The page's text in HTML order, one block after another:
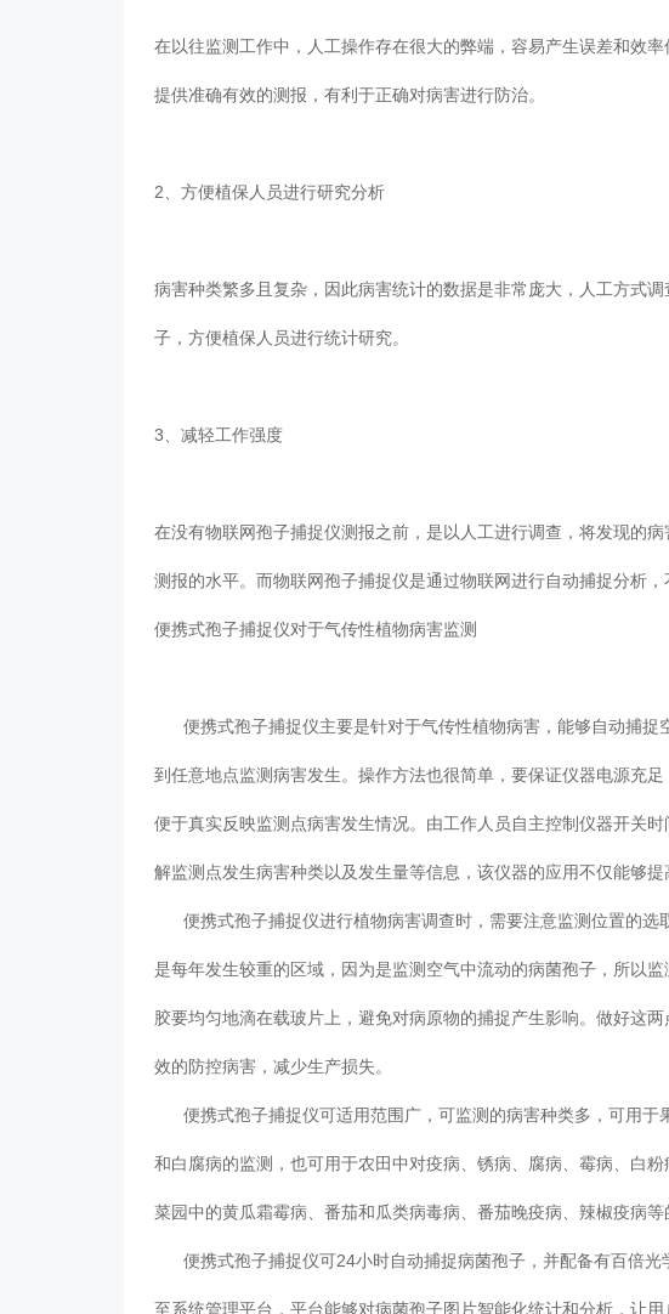
在以往监测工作中，人工操作存在很大的弊端，容易产生误差和效
提供准确有效的测报，有利于正确对病害进行防治。
2、方便植保人员进行研究分析
病害种类繁多且复杂，因此病害统计的数据是非常庞大，人工方
子，方便植保人员进行统计研究。
3、减轻工作强度
在没有物联网孢子捕捉仪测报之前，是以人工进行调查，将发现的病
测报的水平。而物联网孢子捕捉仪是通过物联网进行自动捕捉分析
便携式孢子捕捉仪对于气传性植物病害监测
便携式孢子捕捉仪主要是针对于气传性植物病害，能够自动捕捉空气
到任意地点监测病害发生。操作方法也很简单，要保证仪器电源充足
便于真实反映监测点病害发生情况。由工作人员自主控制仪器开关时
解监测点发生病害种类以及发生量等信息，该仪器的应用不仅能够提高工
便携式孢子捕捉仪进行植物病害调查时，需要注意监测位置的选取
是每年发生较重的区域，因为是监测空气中流动的病菌孢子，所以监
胶要均匀地滴在载玻片上，避免对病原物的捕捉产生影响。做好这
效的防控病害，减少生产损失。
便携式孢子捕捉仪可适用范围广，可监测的病害种类多，可用于果园
和白腐病的监测，也可用于农田中对疫病、锈病、腐病、霉病、白
菜园中的黄瓜霜霉病、番茄和瓜类病毒病、番茄晚疫病、辣椒疫病等的
便携式孢子捕捉仪可24小时自动捕捉病菌孢子，并配备有百倍光学
至系统管理平台，平台能够对病菌孢子图片智能化统计和分析，